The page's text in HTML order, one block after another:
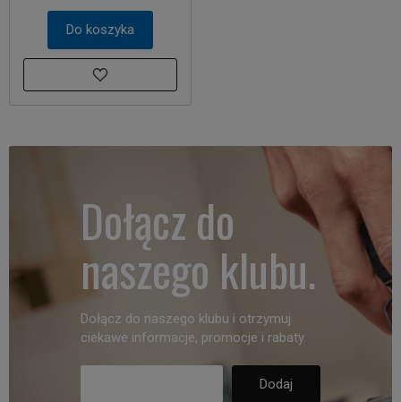
Do koszyka
Dołącz do
naszego klubu.
Dołącz do naszego klubu i otrzymuj
ciekawe informacje, promocje i rabaty.